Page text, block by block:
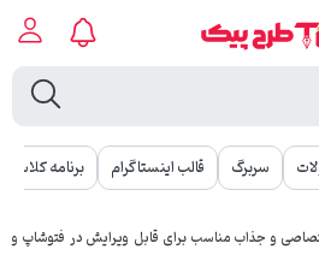
سربرگ قالب اینستاگرام
برنامه کلاسی
اختصاصی و جذاب مناسب برای قابل ویرایش در فتوشاپ و